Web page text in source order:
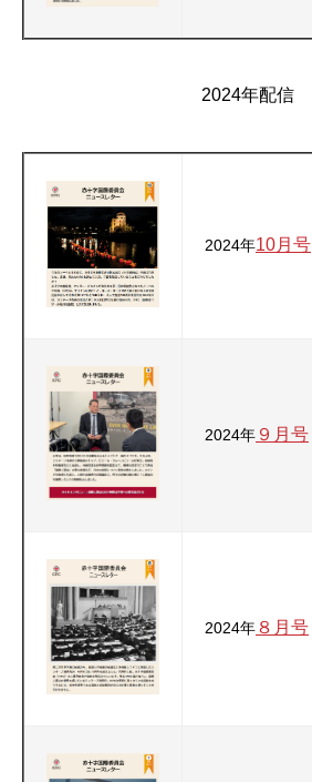
2024年配信
2024年10月号
2024年 ９月号
2024年８月号